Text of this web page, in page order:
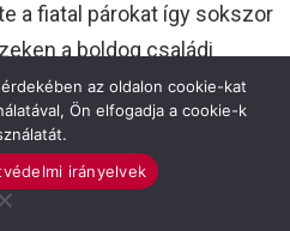
a fiatal párokat így sokszor
a boldog családi
volt, hogy a közvetlen
jegyzővel és az
a lehető
A legközvetlenebb
az oldalon cookie-kat
Ön elfogadja a cookie-k
irányelvek